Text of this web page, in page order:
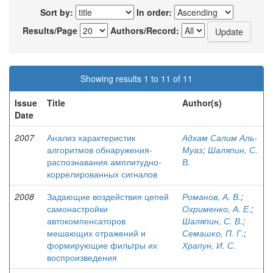
Sort by:
In order:
Results/Page
Authors/Record:
Showing results 1 to 11 of 11
Issue
Date
Title Author(s)
2007
Анализ характеристик
алгоритмов обнаружения-
распознавания амплитудно-
коррелированных сигналов
Адхам Салим Аль-
Муаз; Шаляпин, С.
В.
2008
Задающие воздействия цепей
самонастройки
автокомпенсаторов
мешающих отражений и
формирующие фильтры их
воспроизведения
Романов, А. В.;
Охрименко, А. Е.;
Шаляпин, С. В.;
Семашко, П. Г.;
Храпун, И. С.